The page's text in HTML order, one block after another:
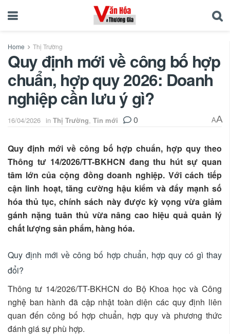
Home Thị Trường
Quy định mới về công bố hợp
chuẩn, hợp quy 2026: Doanh
nghiệp cần lưu ý gì?
16/04/2026 in Thị Trường, Tin mới 0 AA
Quy định mới về công bố hợp chuẩn, hợp quy theo
Thông tư 14/2026/TT-BKHCN đang thu hút sự quan
tâm lớn của cộng đồng doanh nghiệp. Với cách tiếp
cận linh hoạt, tăng cường hậu kiểm và đẩy mạnh số
hóa thủ tục, chính sách này được kỳ vọng vừa giảm
gánh nặng tuân thủ vừa nâng cao hiệu quả quản lý
chất lượng sản phẩm, hàng hóa.
Quy định mới về công bố hợp chuẩn, hợp quy có gì thay
đổi?
Thông tư 14/2026/TT-BKHCN do Bộ Khoa học và Công
nghệ ban hành đã cập nhật toàn diện các quy định liên
quan đến công bố hợp chuẩn, hợp quy và phương thức
đánh giá sự phù hợp.